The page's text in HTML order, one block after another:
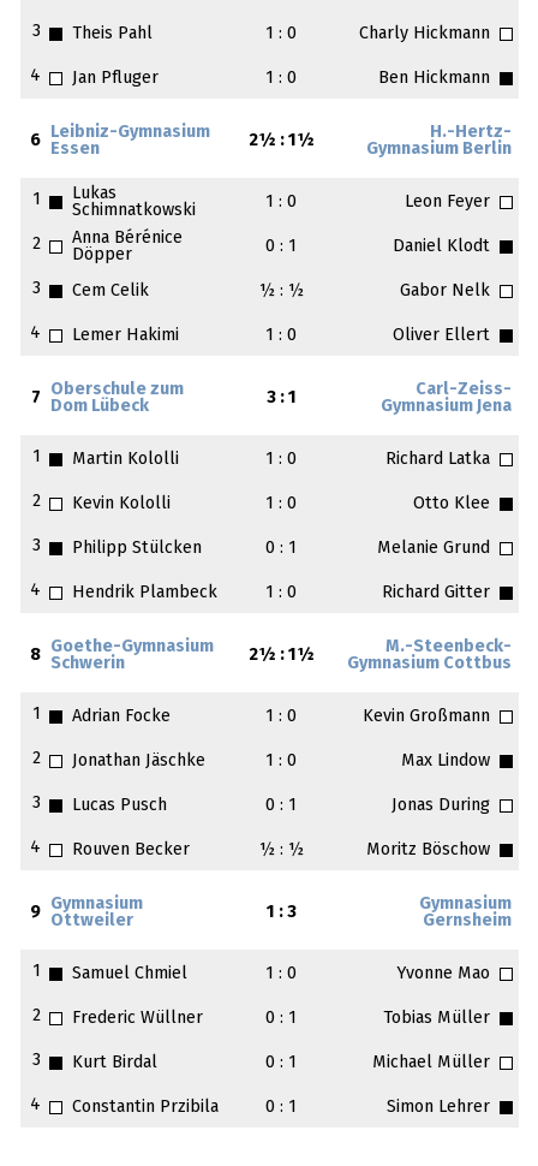
3 Theis Pahl 1 : 0 Charly Hickmann
4 Jan Pfluger 1 : 0 Ben Hickmann
6
Leibniz-Gymnasium
Essen
2½ : 1½
H.-Hertz-
Gymnasium Berlin
1
Lukas
Schimnatkowski
1 : 0 Leon Feyer
2
Anna Bérénice
Döpper
0 : 1 Daniel Klodt
3 Cem Celik ½ : ½ Gabor Nelk
4 Lemer Hakimi 1 : 0 Oliver Ellert
7
Oberschule zum
Dom Lübeck
3 : 1
Carl-Zeiss-
Gymnasium Jena
1 Martin Kololli 1 : 0 Richard Latka
2 Kevin Kololli 1 : 0 Otto Klee
3 Philipp Stülcken 0 : 1 Melanie Grund
4 Hendrik Plambeck 1 : 0 Richard Gitter
8
Goethe-Gymnasium
Schwerin
2½ : 1½
M.-Steenbeck-
Gymnasium Cottbus
1 Adrian Focke 1 : 0 Kevin Großmann
2 Jonathan Jäschke 1 : 0 Max Lindow
3 Lucas Pusch 0 : 1 Jonas During
4 Rouven Becker ½ : ½ Moritz Böschow
9
Gymnasium
Ottweiler
1 : 3
Gymnasium
Gernsheim
1 Samuel Chmiel 1 : 0 Yvonne Mao
2 Frederic Wüllner 0 : 1 Tobias Müller
3 Kurt Birdal 0 : 1 Michael Müller
4 Constantin Przibila 0 : 1 Simon Lehrer